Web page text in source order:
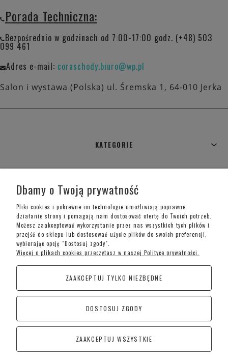
Porada Techniczna:
Bezpośrednio w godzinach od 7:00-17:00 godz. (+48) 503
099 461
Adres e-mail: coraschody.biuro@wp.pl
Salon i wystawa (Polska) ul. Śremska 1, 64-010 Jerka
KATEGORIE
MOJE KONTO
INFORMACJE O SKLEPIE
Telefon kontaktowy –+48 697 733 970
Poniedziałek-Piątek: 09:00 - 19:00,
Sobota: 09:00-15:00
CoraSchody – Schody | Poręcze i Balustrady
Kościan
Śremska 1, 64-010 Jerka
Dbamy o Twoją prywatność
Pliki cookies i pokrewne im technologie umożliwiają poprawne
działanie strony i pomagają nam dostosować ofertę do Twoich potrzeb.
Możesz zaakceptować wykorzystanie przez nas wszystkich tych plików i
przejść do sklepu lub dostosować użycie plików do swoich preferencji,
wybierając opcję "Dostosuj zgody".
Więcej o plikach cookies przeczytasz w naszej Polityce prywatności.
ZAAKCEPTUJ TYLKO NIEZBĘDNE
DOSTOSUJ ZGODY
ZAAKCEPTUJ WSZYSTKIE